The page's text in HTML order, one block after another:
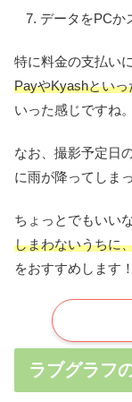
データをPCか
特に料金の支払い
PayやKyashとい
いった感じですね。
なお、撮影予定日
に雨が降ってしま
ちょっとでもいい
しまわないうちに
をおすすめします！
ラブグラフ